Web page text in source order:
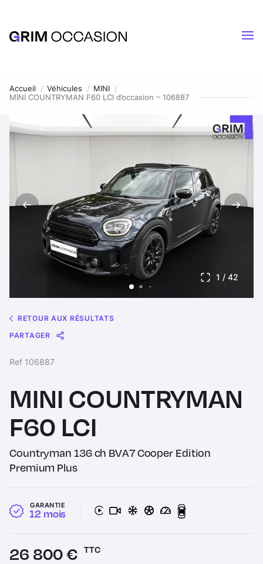
Accueil Véhicules
MINI
MINI COUNTRYMAN F60 LCI d’occasion – 106887
1 / 42
RETOUR AUX RÉSULTATS
PARTAGER
Message
Messenger
Link
Ref 106887
MINI COUNTRYMAN
F60 LCI
Countryman 136 ch BVA7 Cooper Edition
Premium Plus
GARANTIE
12 mois
Prix :
26 800 € TTC